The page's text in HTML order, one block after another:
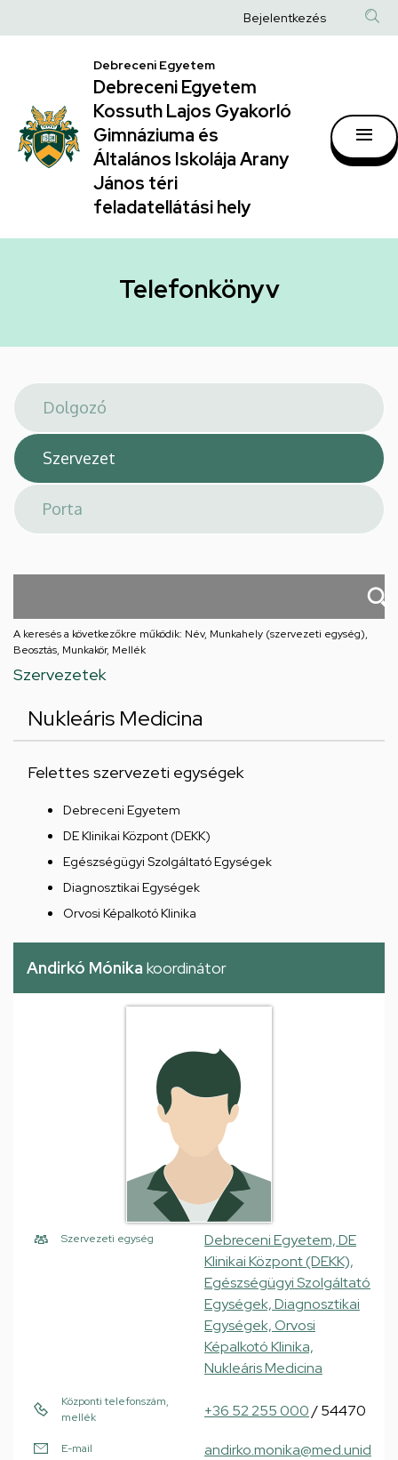
|
Debreceni
Egyetem
Kossuth
Lajos
Gyakorló
Általános
Arany
János
téri
feladatellátási
hely
a
Anonim
fiók
menüje
Bejelentkezés
Debreceni Egyetem
Debreceni Egyetem
Kossuth Lajos Gyakorló
Gimnáziuma és
Általános Iskolája Arany
János téri
feladatellátási hely
Telefonkönyv
A keresés a következőkre működik: Név, Munkahely (szervezeti egység),
Beosztás, Munkakör, Mellék
Szervezetek
Nukleáris Medicina
Felettes szervezeti egységek
Debreceni Egyetem
DE Klinikai Központ (DEKK)
Egészségügyi Szolgáltató Egységek
Diagnosztikai Egységek
Orvosi Képalkotó Klinika
Andirkó Mónika koordinátor
Szervezeti egység
Debreceni Egyetem, DE
Klinikai Központ (DEKK),
Egészségügyi Szolgáltató
Egységek, Diagnosztikai
Egységek, Orvosi
Képalkotó Klinika,
Nukleáris Medicina
Központi telefonszám,
mellék
+36 52 255 000/ 54470
E-mail
andirko.monika@med.unid